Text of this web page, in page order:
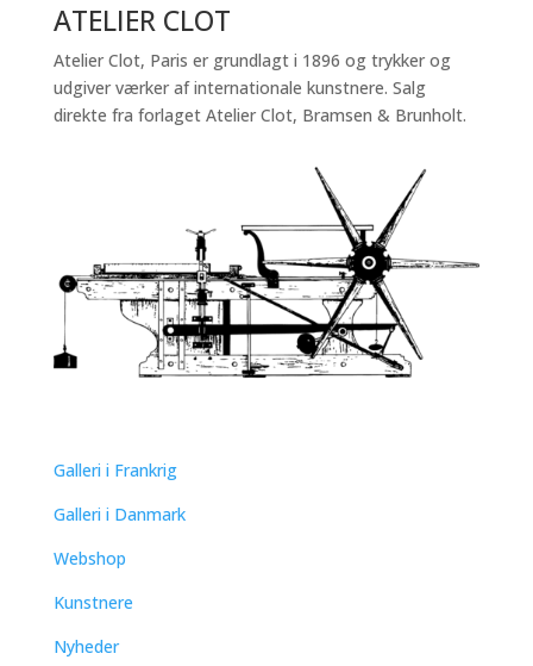
ATELIER CLOT
Atelier Clot, Paris er grundlagt i 1896 og trykker og
udgiver værker af internationale kunstnere. Salg
direkte fra forlaget Atelier Clot, Bramsen & Brunholt.
Galleri i Frankrig
Galleri i Danmark
Webshop
Kunstnere
Nyheder